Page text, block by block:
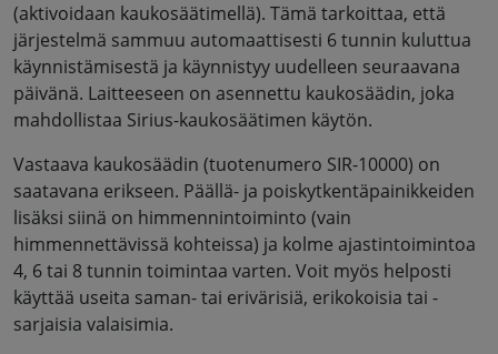
(aktivoidaan kaukosäätimellä). Tämä tarkoittaa, että
järjestelmä sammuu automaattisesti 6 tunnin kuluttua
käynnistämisestä ja käynnistyy uudelleen seuraavana
päivänä. Laitteeseen on asennettu kaukosäädin, joka
mahdollistaa Sirius-kaukosäätimen käytön.
Vastaava kaukosäädin (tuotenumero SIR-10000) on
saatavana erikseen. Päällä- ja poiskytkentäpainikkeiden
lisäksi siinä on himmennintoiminto (vain
himmennettävissä kohteissa) ja kolme ajastintoimintoa
4, 6 tai 8 tunnin toimintaa varten. Voit myös helposti
käyttää useita saman- tai erivärisiä, erikokoisia tai -
sarjaisia valaisimia.